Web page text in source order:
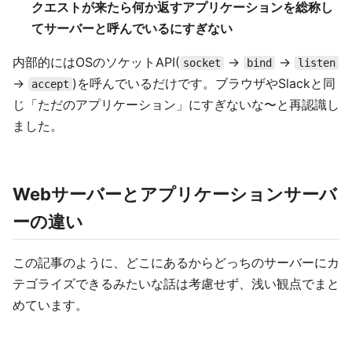
クエストが来たら何か返すアプリケーションを総称し
てサーバーと呼んでいるにすぎない
内部的にはOSのソケットAPI( socket → bind → listen
→ accept )を呼んでいるだけです。ブラウザやSlackと同
じ「ただのアプリケーション」にすぎないな〜と再認識し
ました。
Webサーバーとアプリケーションサーバ
ーの違い
この記事のように、どこにあるからどっちのサーバーにカ
テゴライズできるみたいな話は考慮せず、浅い観点でまと
めています。